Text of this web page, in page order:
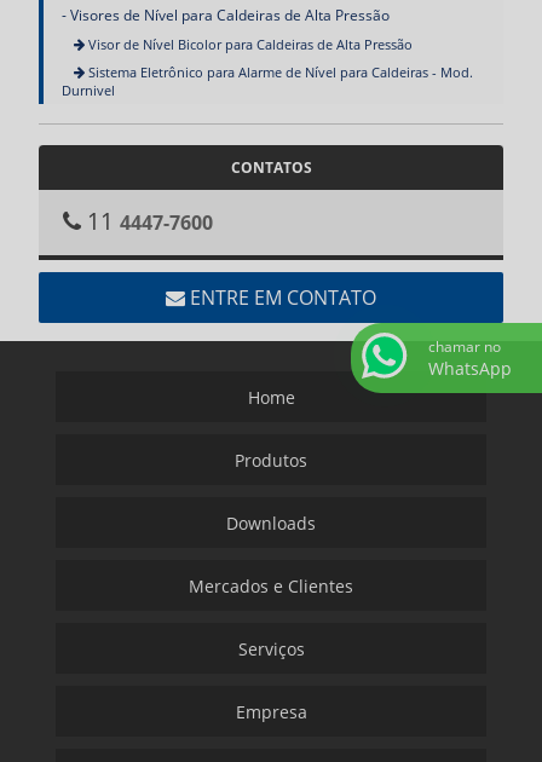
Visores de Nível para Caldeiras de Alta Pressão
Visor de Nível Bicolor para Caldeiras de Alta Pressão
Sistema Eletrônico para Alarme de Nível para Caldeiras - Mod.
Durnivel
CONTATOS
114447-7600
ENTRE EM CONTATO
Home
Produtos
Downloads
Mercados e Clientes
Serviços
Empresa
chamar no
WhatsApp